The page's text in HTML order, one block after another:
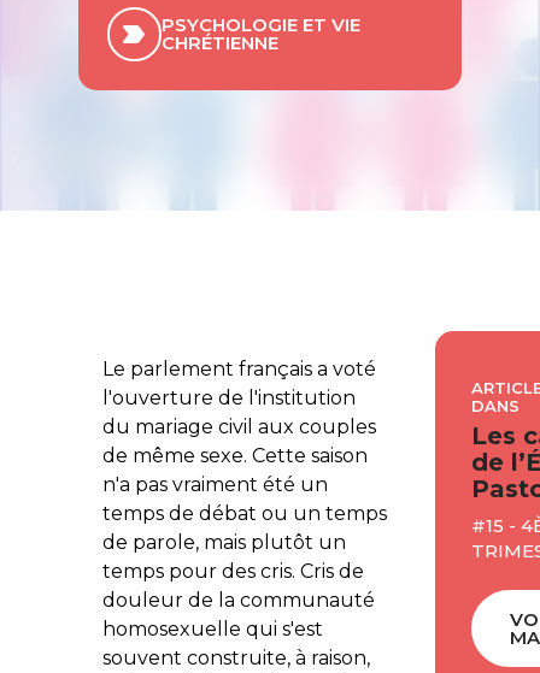
PSYCHOLOGIE ET VIE
CHRÉTIENNE
Le parlement français a voté
l'ouverture de l'institution
du mariage civil aux couples
de même sexe. Cette saison
n'a pas vraiment été un
temps de débat ou un temps
de parole, mais plutôt un
temps pour des cris. Cris de
douleur de la communauté
homosexuelle qui s'est
souvent construite, à raison,
DANS
Les
de
#15 -